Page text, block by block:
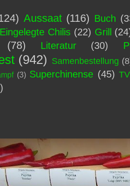
Aussaat (116) Buch
Eingelegte Chilis (22) Grill
(78) Literatur (30)
(942) Samenbestellung
(3) Superchinense (45) TV